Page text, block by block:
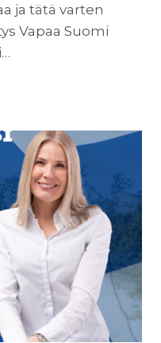
ja tätä varten
Vapaa Suomi